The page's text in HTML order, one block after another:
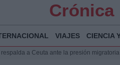
Crónica
VIAJES CIENCIA
a Ceuta ante la presión